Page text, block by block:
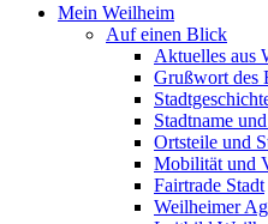
Mein Weilheim
Auf einen Blick
Aktuelles aus
Grußwort des
Stadtname
Ortsteile und
Mobilität und
Fairtrade Stadt
Weilheimer